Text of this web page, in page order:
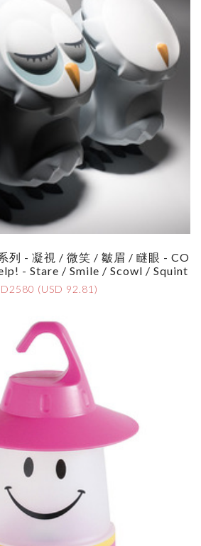
列 - 凝視 / 微笑 / 皺眉 / 瞇眼 - CO
- Stare / Smile / Scowl / Squint
(USD 92.81)